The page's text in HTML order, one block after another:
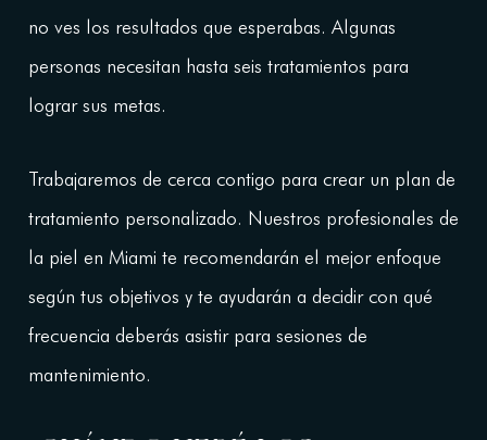
no ves los resultados que esperabas. Algunas
personas necesitan hasta seis tratamientos para
lograr sus metas.
Trabajaremos de cerca contigo para crear un plan de
tratamiento personalizado. Nuestros profesionales de
la piel en Miami te recomendarán el mejor enfoque
según tus objetivos y te ayudarán a decidir con qué
frecuencia deberás asistir para sesiones de
mantenimiento.